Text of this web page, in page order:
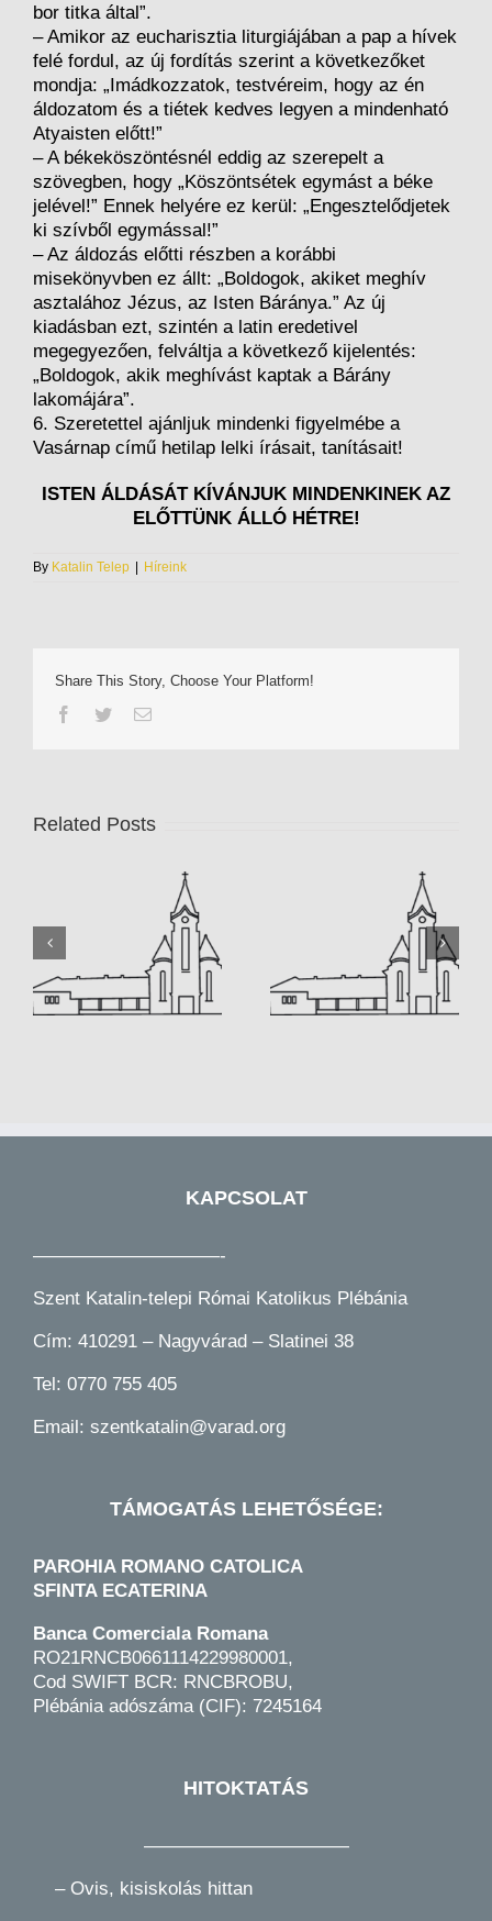
bor titka által”.
– Amikor az eucharisztia liturgiájában a pap a hívek
felé fordul, az új fordítás szerint a következőket
mondja: „Imádkozzatok, testvéreim, hogy az én
áldozatom és a tiétek kedves legyen a mindenható
Atyaisten előtt!”
– A békeköszöntésnél eddig az szerepelt a
szövegben, hogy „Köszöntsétek egymást a béke
jelével!” Ennek helyére ez kerül: „Engesztelődjetek
ki szívből egymással!”
– Az áldozás előtti részben a korábbi
misekönyvben ez állt: „Boldogok, akiket meghív
asztalához Jézus, az Isten Báránya.” Az új
kiadásban ezt, szintén a latin eredetivel
megegyezően, felváltja a következő kijelentés:
„Boldogok, akik meghívást kaptak a Bárány
lakomájára”.
6. Szeretettel ajánljuk mindenki figyelmébe a
Vasárnap című hetilap lelki írásait, tanításait!
ISTEN ÁLDÁSÁT KÍVÁNJUK MINDENKINEK AZ
ELŐTTÜNK ÁLLÓ HÉTRE!
By Katalin Telep Híreink
Share This Story, Choose Your Platform!
Facebook
TwitterEmail
Related Posts
Hirdetések 2024.03.24 Hirdetések 2024.03.17
KAPCSOLAT
——————————-
Szent Katalin-telepi Római Katolikus Plébánia
Cím: 410291 – Nagyvárad – Slatinei 38
Tel: 0770 755 405
Email: szentkatalin@varad.org
TÁMOGATÁS LEHETŐSÉGE:
PAROHIA ROMANO CATOLICA
SFINTA ECATERINA
Banca Comerciala Romana
RO21RNCB0661114229980001,
Cod SWIFT BCR: RNCBROBU,
Plébánia adószáma (CIF): 7245164
HITOKTATÁS
———————————
– Ovis, kisiskolás hittan